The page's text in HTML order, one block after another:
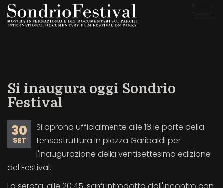
Salta
Si inaugura oggi Sondrio
Festival
30
SET
Si aprono ufficialmente alle 18 le porte della
tensostruttura in piazza Garibaldi per
l'inaugurazione della ventisettesima edizione
del Festival.